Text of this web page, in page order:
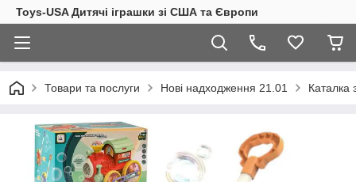
Toys-USA Дитячі іграшки зі США та Європи
Товари та послуги Нові надходження 21.01